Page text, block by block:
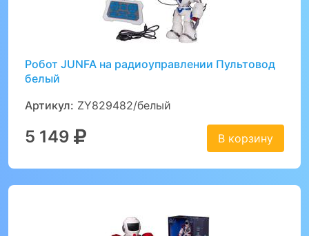
Робот JUNFA на радиоуправлении Пультовод
белый
Артикул: ZY829482/белый
5 149 В корзину